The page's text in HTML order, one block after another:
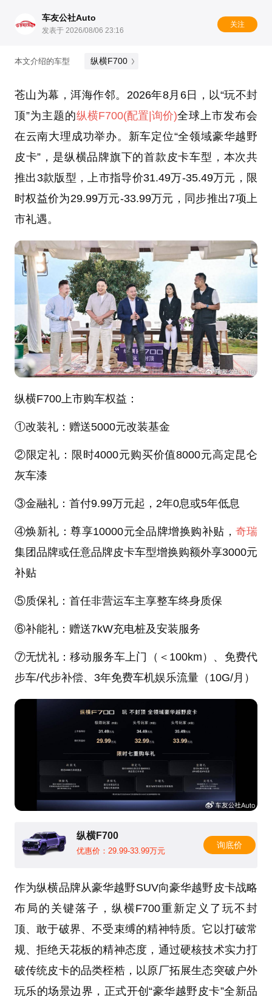
车友公社Auto
发表于 2026/08/06 23:16
关注
本文介绍的车型 纵横F700
苍山为幕，洱海作邻。2026年8月6日，以“玩不封
顶”为主题的纵横F700(配置 |询价)全球上市发布会
在云南大理成功举办。新车定位“全领域豪华越野
皮卡”，是纵横品牌旗下的首款皮卡车型，本次共
推出3款版型，上市指导价31.49万-35.49万元，限
时权益价为29.99万元-33.99万元，同步推出7项上
市礼遇。
纵横F700上市购车权益：
①改装礼：赠送5000元改装基金
②限定礼：限时4000元购买价值8000元高定昆仑
灰车漆
③金融礼：首付9.99万元起，2年0息或5年低息
④焕新礼：尊享10000元全品牌增换购补贴，奇瑞
集团品牌或任意品牌皮卡车型增换购额外享3000元
补贴
⑤质保礼：首任非营运车主享整车终身质保
⑥补能礼：赠送7kW充电桩及安装服务
⑦无忧礼：移动服务车上门（＜100km）、免费代
步车/代步补偿、3年免费车机娱乐流量（10G/月）
纵横F700
优惠价：29.99-33.99万元
询底价
作为纵横品牌从豪华越野SUV向豪华越野皮卡战略
布局的关键落子，纵横F700重新定义了玩不封
顶、敢于破界、不受束缚的精神特质。它以打破常
规、拒绝天花板的精神态度，通过硬核技术实力打
破传统皮卡的品类桎梏，以原厂拓展生态突破户外
玩乐的场景边界，正式开创“豪华越野皮卡”全新品